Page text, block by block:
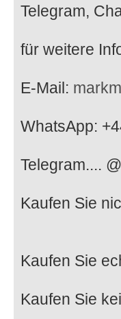
Telegram,
für weitere
E-Mail:
WhatsApp:
Telegram....
Kaufen Sie
Kaufen Sie
Kaufen Sie